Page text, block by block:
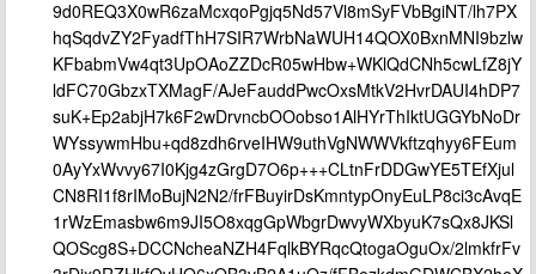
9d0REQ3X0wR6zaMcxqoPgjq5Nd57Vl8mSyFVbBgiNT/lh7PX
hqSqdvZY2FyadfThH7SIR7WrbNaWUH14QOX0BxnMNI9bzlw
KFbabmVw4qt3UpOAoZZDcR05wHbw+WKlQdCNh5cwLfZ8jY
ldFC70GbzxTXMagF/AJeFauddPwcOxsMtkV2HvrDAUI4hDP7
suK+Ep2abjH7k6F2wDrvncbOOobso1AlHYrThIktUGGYbNoDr
WYssywmHbu+qd8zdh6rveIHW9uthVgNWWVkftzqhyy6FEum
0AyYxWvvy67I0Kjg4zGrgD7O6p+++CLtnFrDDGwYE5TEfXjul
CN8RI1f8rIMoBujN2N2/frFBuyirDsKmntypOnyEuLP8ci3cAvqE
1rWzEmasbw6m9JI5O8xqgGpWbgrDwvyWXbyuK7sQx8JKSl
QOScg8S+DCCNcheaNZH4FqlkBYRqcQtogaOguOx/2lmkfrFv